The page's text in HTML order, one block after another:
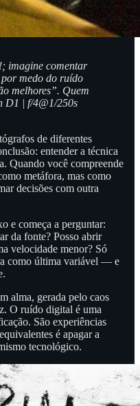
imagine comentar
medo do ruído
melhores”. Quem
D1 | f/4@1/250s
de diferentes
entender a técnica
Quando você compreende
metáfora, mas como
decisões com outra
e começa a perguntar:
da fonte? Posso abrir
velocidade menor? Só
como última variável — e
alma, gerada pelo caos
O ruído digital é uma
São experiências
é apagar a
tecnológico.